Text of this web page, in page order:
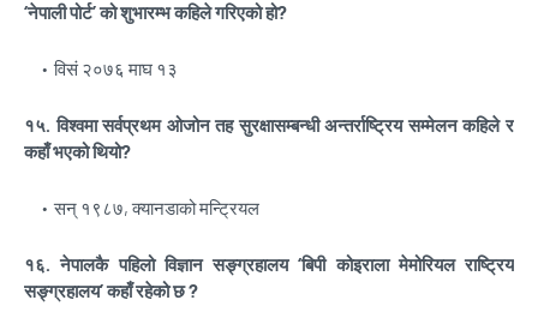
‘नेपाली पोर्ट’ को शुभारम्भ कहिले गरिएको हो?
विसं २०७६ माघ १३
१५. विश्वमा सर्वप्रथम ओजोन तह सुरक्षासम्बन्धी अन्तर्राष्ट्रिय सम्मेलन कहिले र
कहाँ भएको थियो?
सन् १९८७, क्यानडाको मन्ट्रियल
१६. नेपालकै पहिलो विज्ञान सङ्ग्रहालय ‘बिपी कोइराला मेमोरियल राष्ट्रिय
सङ्ग्रहालय’ कहाँ रहेको छ ?